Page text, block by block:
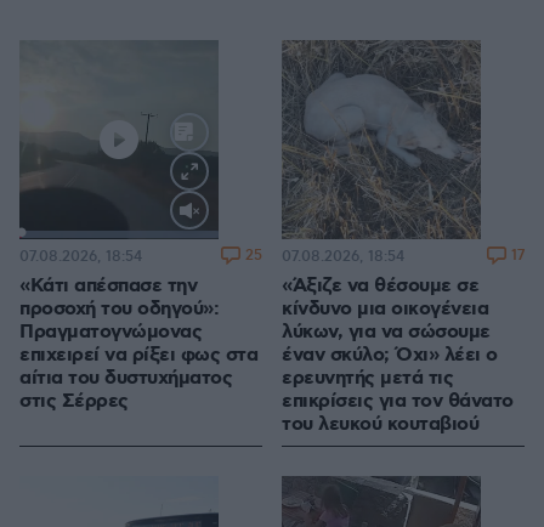
Loaded:
100.00%
«Κάτι απέσπασε την
προσοχή του οδηγού»:
Πραγματογνώμονας
επιχειρεί να ρίξει φως στα
αίτια του δυστυχήματος
στις Σέρρες
07.08.2026, 18:54 25
«Άξιζε να θέσουμε σε
κίνδυνο μια οικογένεια
λύκων, για να σώσουμε
έναν σκύλο; Όχι» λέει ο
ερευνητής μετά τις
επικρίσεις για τον θάνατο
του λευκού κουταβιού
07.08.2026, 18:54 17